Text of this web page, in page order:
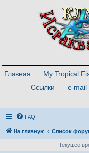
Главная My Tropical
Ссылки
e-mail
FAQ
На главную Список
Текущее